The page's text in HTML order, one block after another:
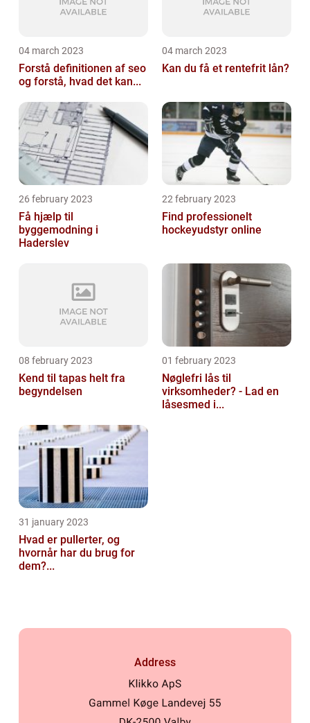
04 march 2023
Forstå definitionen af seo
og forstå, hvad det kan...
04 march 2023
Kan du få et rentefrit lån?
26 february 2023
Få hjælp til
byggemodning i
Haderslev
22 february 2023
Find professionelt
hockeyudstyr online
08 february 2023
Kend til tapas helt fra
begyndelsen
01 february 2023
Nøglefri lås til
virksomheder? - Lad en
låsesmed i...
31 january 2023
Hvad er pullerter, og
hvornår har du brug for
dem?...
Address